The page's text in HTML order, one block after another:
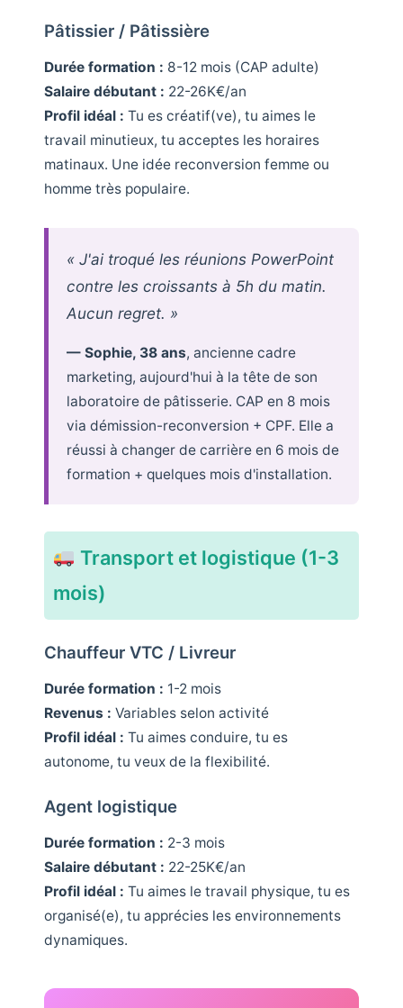
Pâtissier / Pâtissière
Durée formation : 8-12 mois (CAP adulte)
Salaire débutant : 22-26K€/an
Profil idéal : Tu es créatif(ve), tu aimes le
travail minutieux, tu acceptes les horaires
matinaux. Une idée reconversion femme ou
homme très populaire.
« J'ai troqué les réunions PowerPoint
contre les croissants à 5h du matin.
Aucun regret. »
— Sophie, 38 ans, ancienne cadre
marketing, aujourd'hui à la tête de son
laboratoire de pâtisserie. CAP en 8 mois
via démission-reconversion + CPF. Elle a
réussi à changer de carrière en 6 mois de
formation + quelques mois d'installation.
Transport et logistique (1-3
mois)
Chauffeur VTC / Livreur
Durée formation : 1-2 mois
Revenus : Variables selon activité
Profil idéal : Tu aimes conduire, tu es
autonome, tu veux de la flexibilité.
Agent logistique
Durée formation : 2-3 mois
Salaire débutant : 22-25K€/an
Profil idéal : Tu aimes le travail physique, tu es
organisé(e), tu apprécies les environnements
dynamiques.